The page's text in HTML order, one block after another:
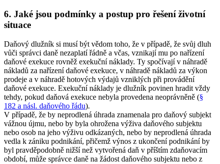
6. Jaké jsou podmínky a postup pro řešení životní
situace
Daňový dlužník si musí být vědom toho, že v případě, že svůj dluh
vůči správci daně nezaplatí řádně a včas, vznikají mu po nařízení
daňové exekuce rovněž exekuční náklady. Ty spočívají v náhradě
nákladů za nařízení daňové exekuce, v náhradě nákladů za výkon
prodeje a v náhradě hotových výdajů vzniklých při provádění
daňové exekuce. Exekuční náklady je dlužník povinen hradit vždy
tehdy, pokud daňová exekuce nebyla provedena neoprávněně (§
182 a násl. daňového řádu).
V případě, že by neprodlená úhrada znamenala pro daňový subjekt
vážnou újmu, nebo by byla ohrožena výživa daňového subjektu
nebo osob na jeho výživu odkázaných, nebo by neprodlená úhrada
vedla k zániku podnikání, přičemž výnos z ukončení podnikání by
byl pravděpodobně nižší než vytvořená daň v příštím zdaňovacím
období, může správce daně na žádost daňového subjektu nebo z